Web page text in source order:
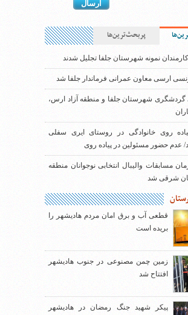
پربحث‌ترین‌ها
نمونه شهرستان جلفا تجلیل شدند
ارسی معاون عمرانی فرماندار جلفا شد
گردشگری شهرستان جلفا و منطقه آزاد ارس،
روی خانوادگی در روستای ایری سفلی
عدم حضور مسئولین در پیاده روی
مسابقات والیبال انتخابی نوجوانان منطقه
شرقی شد
قطعی آب و برق امان مردم هادیشهر را
بریده است
زمین چمن مصنوعی در جنوب هادیشهر
افتتاح شد
پیکر شهید جنگ رمضان در هادیشهر